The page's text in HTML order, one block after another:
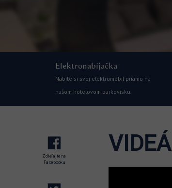
Elektronabíjačka
Nabite si svoj elektromobil priamo na
našom hotelovom parkovisku.
Zdieľajte na
Facebooku
VIDEÁ